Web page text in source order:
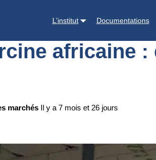
L’institut Documentations
africaine :
marchés Il y a 7 mois et 26 jours